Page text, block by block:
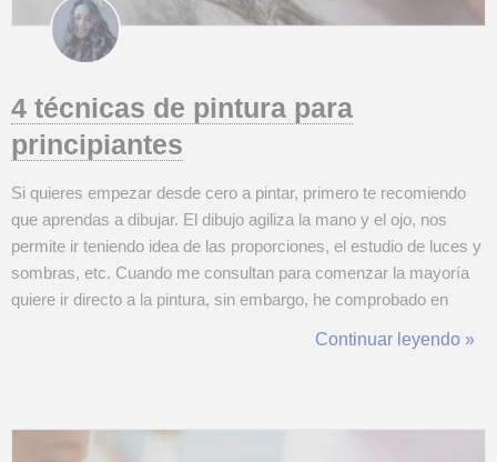
4 técnicas de pintura para
principiantes
Si quieres empezar desde cero a pintar, primero te recomiendo
que aprendas a dibujar. El dibujo agiliza la mano y el ojo, nos
permite ir teniendo idea de las proporciones, el estudio de luces y
sombras, etc. Cuando me consultan para comenzar la mayoría
quiere ir directo a la pintura, sin embargo, he comprobado en
aprender a utilizar bien el grafito, carbonilla, pasteles, etc. Ir
Continuar leyendo »